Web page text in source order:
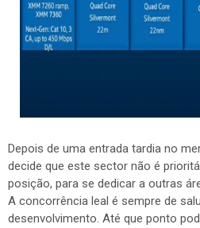
Depois de uma entrada tardia no
decide que este sector não é
posição, para se dedicar a outras
A concorrência leal é sempre de
desenvolvimento. Até que ponto